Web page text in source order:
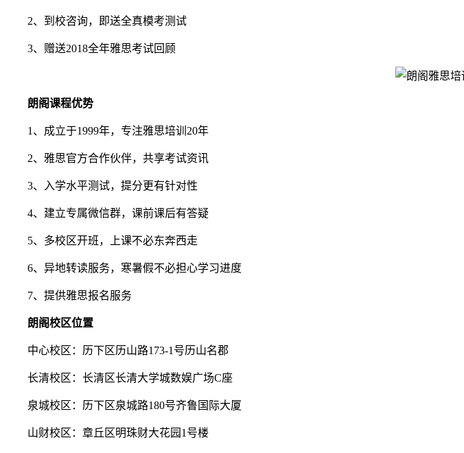
2、到校咨询，即送全真模考测试
3、赠送2018全年雅思考试回顾
朗阁课程优势
1、成立于1999年，专注雅思培训20年
2、雅思官方合作伙伴，共享考试资讯
3、入学水平测试，提分更有针对性
4、建立专属微信群，课前课后有答疑
5、多校区开班，上课不必东奔西走
6、异地转读服务，寒暑假不必担心学习进度
7、提供雅思报名服务
朗阁校区位置
中心校区：历下区历山路173-1号历山名郡
长清校区：长清区长清大学城数娱广场C座
泉城校区：历下区泉城路180号齐鲁国际大厦
山财校区：章丘区明珠财大花园1号楼